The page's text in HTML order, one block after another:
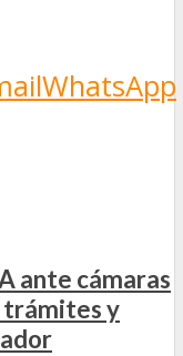
WhatsApp
ante cámaras
trámites y